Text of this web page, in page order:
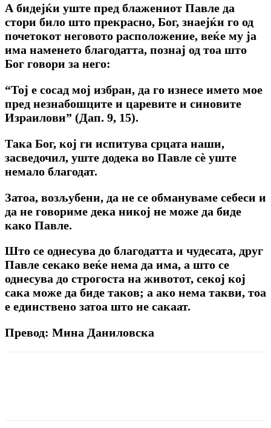
А бидејќи уште пред блажениот Павле да
стори било што прекрасно, Бог, знаејќи го од
почетокот неговото расположение, веќе му ја
има наменето благодатта, познај од тоа што
Бог говори за него:
“Тој е сосад мој избран, да го изнесе името мое
пред незнабошците и царевите и синовите
Израилови” (Дап. 9, 15).
Така Бог, кој ги испитува срцата наши,
засведочил, уште додека во Павле сè уште
немало благодат.
Затоа, возљубени, да не се обмануваме себеси и
да не говориме дека никој не може да биде
како Павле.
Што се однесува до благодатта и чудесата, друг
Павле секако веќе нема да има, а што се
однесува до строгоста на животот, секој кој
сака може да биде таков; а ако нема такви, тоа
е единствено затоа што не сакаат.
Превод: Мина Даниловска